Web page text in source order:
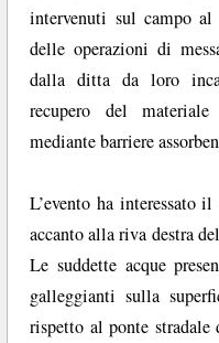
intervenuti sul campo
delle operazioni di
dalla ditta da loro
recupero del
mediante barriere
L’evento ha interessato
accanto alla riva destra
Le suddette acque
galleggianti sulla
rispetto al ponte